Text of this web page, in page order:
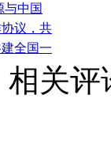
与中国
议，共
全国一
相关评